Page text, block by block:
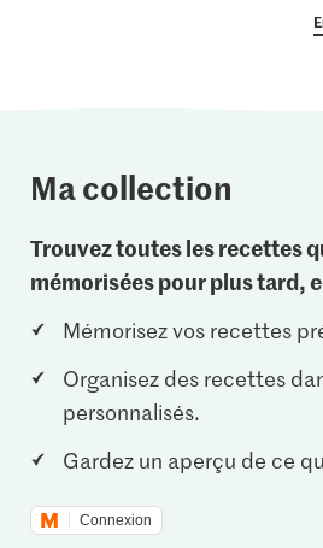
Ma collection
Trouvez toutes les recettes
mémorisées pour plus tard,
Mémorisez vos recettes
Organisez des recettes
personnalisés.
Gardez un aperçu de ce
Connexion